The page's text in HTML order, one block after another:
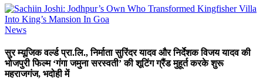
News
सुर म्यूजिक वर्ल्ड प्रा.लि., निर्माता सुरिंदर यादव और निर्देशक विजय यादव की
भोजपुरी फिल्म ‘गंगा जमुना सरस्वती’ की शूटिंग ग्रैंड मुहूर्त करके शुरू
महराजगंज, भदोही में